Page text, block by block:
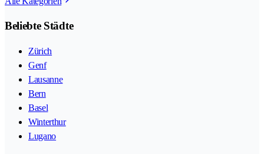
Beliebte Städte
Zürich
Genf
Lausanne
Bern
Basel
Winterthur
Lugano